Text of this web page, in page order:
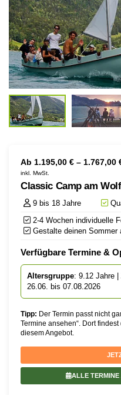
Ab 1.195,00 € – 1.767,00
inkl. MwSt.
Classic Camp am
9 bis 18 Jahre
2-4 Wochen individuelle
Gestalte deinen Sommer
Verfügbare Termine &
Altersgruppe: 9.12 Jahre |
26.06. bis 07.08.2026
Tipp: Der Termin passt nicht
Termine ansehen“. Dort
diesem Angebot.
ALLE TERMINE